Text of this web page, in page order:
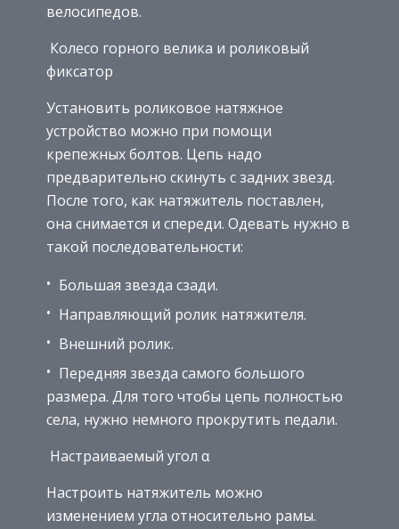
велосипедов.
Колесо горного велика и роликовый
фиксатор
Установить роликовое натяжное
устройство можно при помощи
крепежных болтов. Цепь надо
предварительно скинуть с задних звезд.
После того, как натяжитель поставлен,
она снимается и спереди. Одевать нужно в
такой последовательности:
Большая звезда сзади.
Направляющий ролик натяжителя.
Внешний ролик.
Передняя звезда самого большого
размера. Для того чтобы цепь полностью
села, нужно немного прокрутить педали.
Настраиваемый угол α
Настроить натяжитель можно
изменением угла относительно рамы.